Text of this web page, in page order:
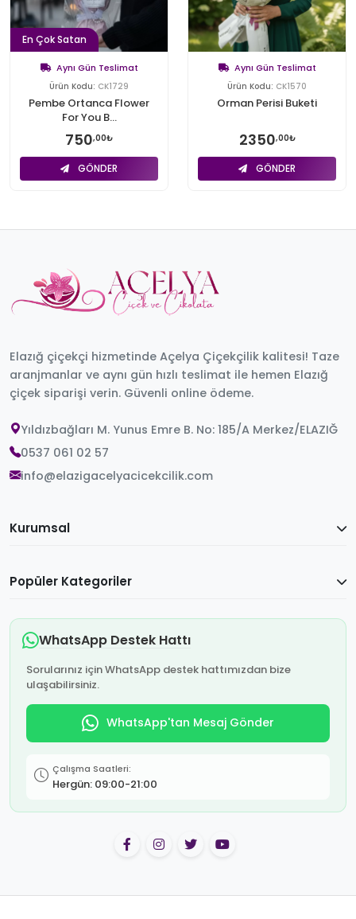
En Çok Satan
Aynı Gün Teslimat
Ürün Kodu: CK1729
Pembe Ortanca Flower
For You B...
750,00₺
GÖNDER
Aynı Gün Teslimat
Ürün Kodu: CK1570
Orman Perisi Buketi
2350,00₺
GÖNDER
Elazığ çiçekçi hizmetinde Açelya Çiçekçilik kalitesi! Taze
aranjmanlar ve aynı gün hızlı teslimat ile hemen Elazığ
çiçek siparişi verin. Güvenli online ödeme.
Yıldızbağları M. Yunus Emre B. No: 185/A Merkez/ELAZIĞ
0537 061 02 57
info@elazigacelyacicekcilik.com
Kurumsal
Popüler Kategoriler
WhatsApp Destek Hattı
Sorularınız için WhatsApp destek hattımızdan bize
ulaşabilirsiniz.
WhatsApp'tan Mesaj Gönder
Çalışma Saatleri:
Hergün: 09:00-21:00